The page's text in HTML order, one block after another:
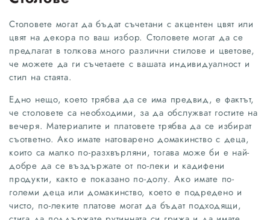
Столовете могат да бъдат съчетани с акцентен цвят или
цвят на декора по ваш избор. Столовете могат да се
предлагат в толкова много различни стилове и цветове,
че можете да ги съчетаете с вашата индивидуалност и
стил на стаята.
Едно нещо, което трябва да се има предвид, е фактът,
че столовете са необходими, за да обслужват гостите на
вечеря. Материалите и платовете трябва да се избират
съответно. Ако имате натоварено домакинство с деца,
които са малко по-разхвърляни, тогава може би е най-
добре да се въздържате от по-леки и кадифени
продукти, както е показано по-долу. Ако имате по-
големи деца или домакинство, което е подредено и
чисто, по-леките платове могат да бъдат подходящи,